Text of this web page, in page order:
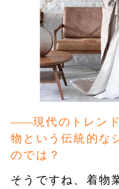
現代のトレン
物という伝統的な
のでは？
そうですね、着物